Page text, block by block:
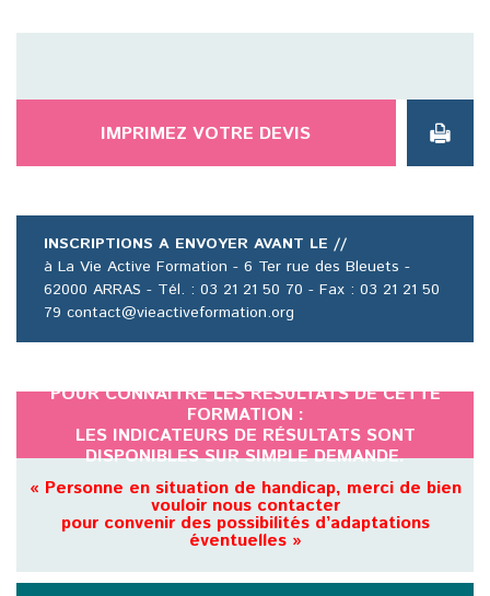
IMPRIMEZ VOTRE DEVIS
INSCRIPTIONS A ENVOYER AVANT LE //
à La Vie Active Formation - 6 Ter rue des Bleuets -
62000 ARRAS - Tél. : 03 21 21 50 70 - Fax : 03 21 21 50
79 contact@vieactiveformation.org
POUR CONNAÎTRE LES RÉSULTATS DE CETTE
FORMATION :
LES INDICATEURS DE RÉSULTATS SONT
DISPONIBLES SUR SIMPLE DEMANDE.
« Personne en situation de handicap, merci de bien
vouloir nous contacter
pour convenir des possibilités d’adaptations
éventuelles »